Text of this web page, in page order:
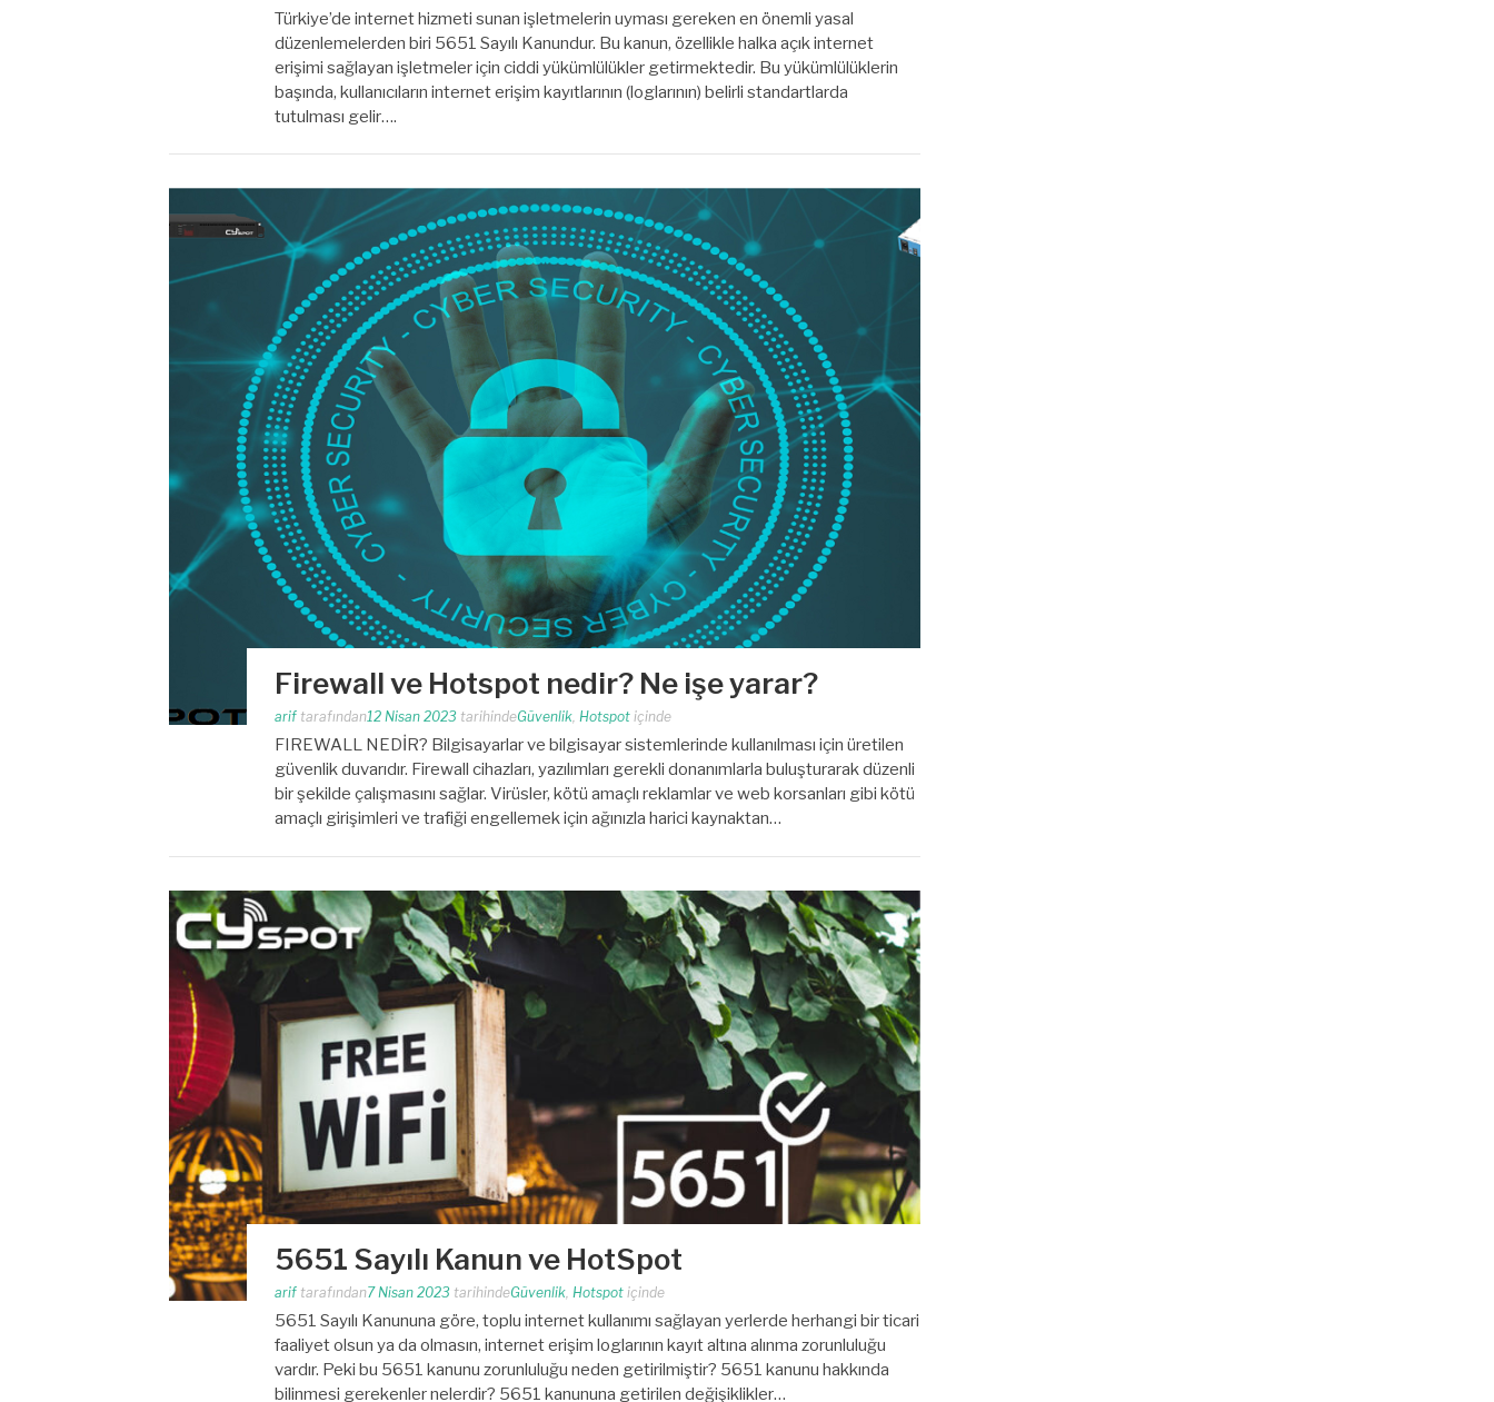
Türkiye’de internet hizmeti sunan işletmelerin uyması gereken en önemli yasal
düzenlemelerden biri 5651 Sayılı Kanundur. Bu kanun, özellikle halka açık internet
erişimi sağlayan işletmeler için ciddi yükümlülükler getirmektedir. Bu yükümlülüklerin
başında, kullanıcıların internet erişim kayıtlarının (loglarının) belirli standartlarda
tutulması gelir….
Firewall ve Hotspot nedir? Ne işe yarar?
arif tarafından12 Nisan 2023 tarihindeGüvenlik, Hotspot içinde
FIREWALL NEDİR? Bilgisayarlar ve bilgisayar sistemlerinde kullanılması için üretilen
güvenlik duvarıdır. Firewall cihazları, yazılımları gerekli donanımlarla buluşturarak düzenli
bir şekilde çalışmasını sağlar. Virüsler, kötü amaçlı reklamlar ve web korsanları gibi kötü
amaçlı girişimleri ve trafiği engellemek için ağınızla harici kaynaktan…
5651 Sayılı Kanun ve HotSpot
arif tarafından7 Nisan 2023 tarihindeGüvenlik, Hotspot içinde
5651 Sayılı Kanununa göre, toplu internet kullanımı sağlayan yerlerde herhangi bir ticari
faaliyet olsun ya da olmasın, internet erişim loglarının kayıt altına alınma zorunluluğu
vardır. Peki bu 5651 kanunu zorunluluğu neden getirilmiştir? 5651 kanunu hakkında
bilinmesi gerekenler nelerdir? 5651 kanununa getirilen değişiklikler…